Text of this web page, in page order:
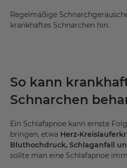
Regelmäßige
krankhaftes Schnarchen hin.
So kann
Schnarchen
Ein Schlafapnoe kann ernste
bringen, etwa Herz-
Bluthochdruck, Schlaganfall
sollte man eine Schlafapnoe